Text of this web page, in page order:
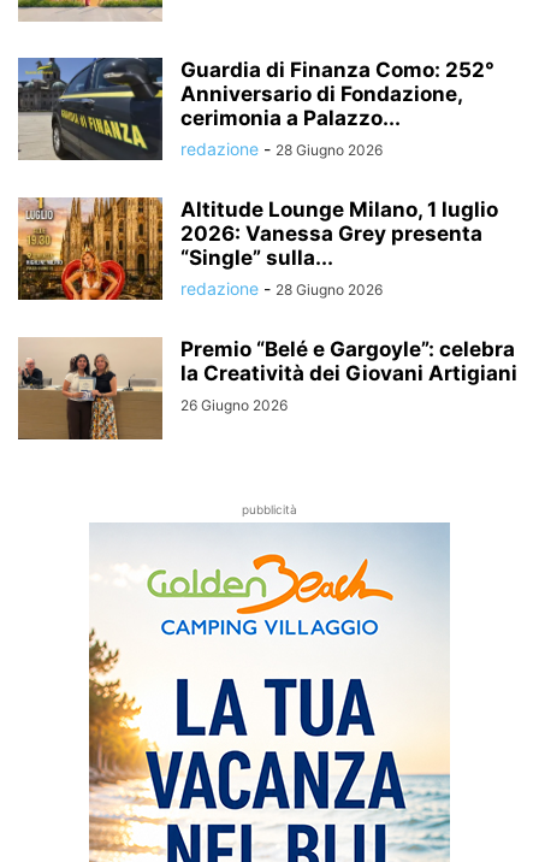
Guardia di Finanza Como: 252°
Anniversario di Fondazione,
cerimonia a Palazzo...
redazione - 28 Giugno 2026
Altitude Lounge Milano, 1 luglio
2026: Vanessa Grey presenta
“Single” sulla...
redazione - 28 Giugno 2026
Premio “Belé e Gargoyle”: celebra
la Creatività dei Giovani Artigiani
26 Giugno 2026
pubblicità